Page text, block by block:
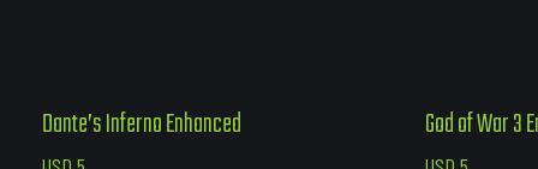
Dante’s Inferno Enhanced God of War 3